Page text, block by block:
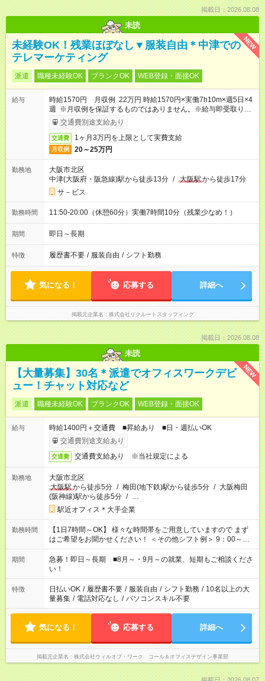
掲載日：2026.08.08
未読
NEW
未経験OK！残業ほぼなし▼服装自由＊中津での
テレマーケティング
派遣 職種未経験OK ブランクOK WEB登録・面接OK
給与
時給1570円 月収例 22万円 時給1570円×実働7h10m×週5日×4
週 ※月収例を保証するものではありません。※給与即受取りサ
ービス利用可（利用条件有）
交通費別途支給あり
交通費 1ヶ月3万円を上限として実費支給
月収例 20～25万円
勤務地
大阪市北区
中津(大阪府・阪急線)駅から徒歩13分 / 大阪駅から徒歩17分
サ－ビス
勤務時間 11:50-20:00（休憩60分）実働7時間10分（残業少なめ！）
期間 即日～長期
特徴 履歴書不要 / 服装自由 / シフト勤務
気になる！ 応募する 詳細へ
掲載元企業名 株式会社リクルートスタッフィング
掲載日：2026.08.08
未読
NEW
【大量募集】30名＊派遣でオフィスワークデビ
ュー！チャット対応など
派遣 職種未経験OK ブランクOK WEB登録・面接OK
給与
時給1400円＋交通費 ■昇給あり ■日・週払いOK
交通費別途支給あり
交通費 交通費支給あり ※当社規定による
勤務地
大阪市北区
大阪駅から徒歩5分 / 梅田(地下鉄)駅から徒歩5分 / 大阪梅田
(阪神線)駅から徒歩5分 / …
駅近オフィス＊大手企業
勤務時間
【1日7時間～OK】 様々な時間帯をご用意していますので まず
はご希望をお聞かせください！ ＜その他シフト例＞ 9：00～
17：00 11：00～20：00 などなど！その他のお時間もOKです！
期間
急募！即日～長期 ■8月～・9月～の就業、短期もご相談くださ
い！
特徴 日払いOK / 履歴書不要 / 服装自由 / シフト勤務 / 10名以上の大
量募集 / 電話対応なし / パソコンスキル不要
気になる！ 応募する 詳細へ
掲載元企業名 株式会社ウィルオブ・ワーク コール＆オフィスデザイン事業部